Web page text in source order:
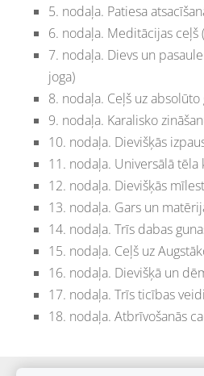
5. nodaļa. Patiesa
6. nodaļa. Meditācijas ceļš
7. nodaļa. Dievs un
joga)
8. nodaļa. Ceļš uz absolūto
9. nodaļa. Karalisko
10. nodaļa. Dievišķās
11. nodaļa. Universālā
12. nodaļa. Dievišķās
13. nodaļa. Gars un
14. nodaļa. Trīs dabas
15. nodaļa. Ceļš uz
16. nodaļa. Dievišķā un
17. nodaļa. Trīs ticības veidi
18. nodaļa. Atbrīvošanās